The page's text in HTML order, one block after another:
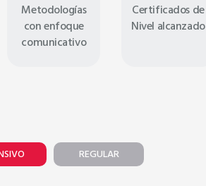
Metodologías
con enfoque
comunicativo
Certificados de
Nivel alcanzado
REGULAR